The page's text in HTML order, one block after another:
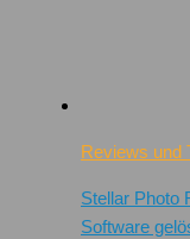
Reviews und
Stellar Photo
Software